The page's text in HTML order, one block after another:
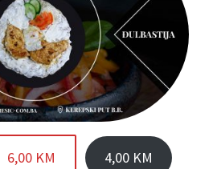
6,00 KM 4,00 KM